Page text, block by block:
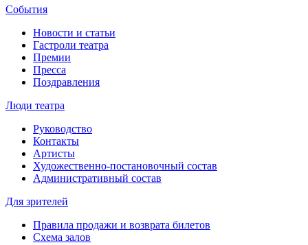
События
Новости и статьи
Гастроли театра
Премии
Пресса
Поздравления
Люди театра
Руководство
Контакты
Артисты
Художественно-постановочный состав
Административный состав
Для зрителей
Правила продажи и возврата билетов
Схема залов